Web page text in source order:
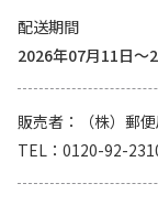
配送期間
2026年07月11日～
販売者
（株）郵
TEL
0120-92-